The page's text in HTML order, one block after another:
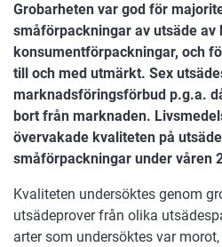
Grobarheten var god för
småförpackningar av utsäde av
konsumentförpackningar, och
till och med utmärkt. Sex
marknadsföringsförbud p.g.a.
bort från marknaden.
övervakade kvaliteten på
småförpackningar under våren
Kvaliteten undersöktes genom
utsädeprover från olika
arter som undersöktes var